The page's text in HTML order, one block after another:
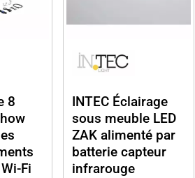
8
Fi
INTEC Éclairage
sous meuble LED
ZAK alimenté par
batterie capteur
infrarouge